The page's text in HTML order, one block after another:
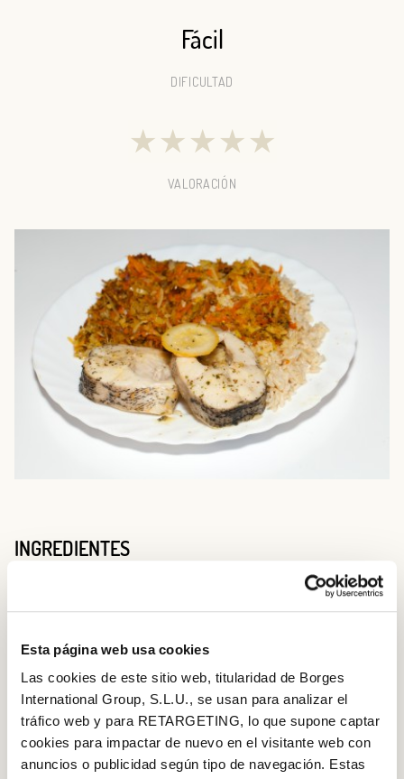
Esta página web usa cookies
Las cookies de este sitio web, titularidad de Borges
International Group, S.L.U., se usan para analizar el
tráfico web y para RETARGETING, lo que supone captar
cookies para impactar de nuevo en el visitante web con
anuncios o publicidad según tipo de navegación. Estas
Fácil
DIFICULTAD
★★★★★
VALORACIÓN
INGREDIENTES
400gr de arroz
1 cebolla
2 alcachofas